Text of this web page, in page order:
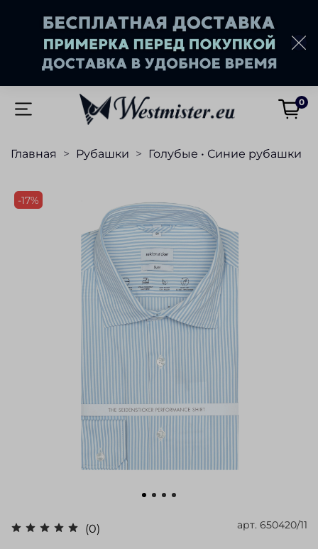
0
Главная Рубашки Голубые • Синие рубашки
-17%
(0) арт. 650420/11